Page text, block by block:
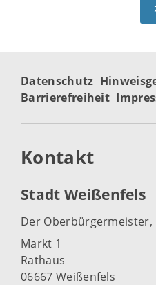
Datenschutz
Barrierefreiheit
Kontakt
Stadt Weißenfels
Der Oberbürgermeister,
Markt 1
Rathaus
06667 Weißenfels